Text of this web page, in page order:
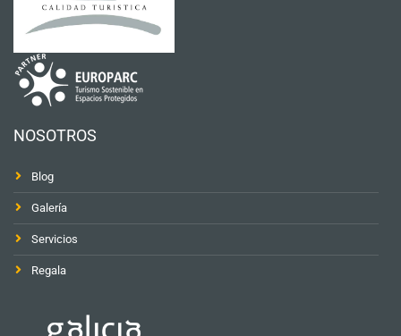
NOSOTROS
Blog
Galería
Servicios
Regala